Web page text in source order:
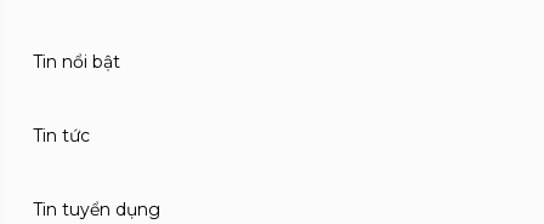
Tin nổi bật
Tin tức
Tin tuyển dụng